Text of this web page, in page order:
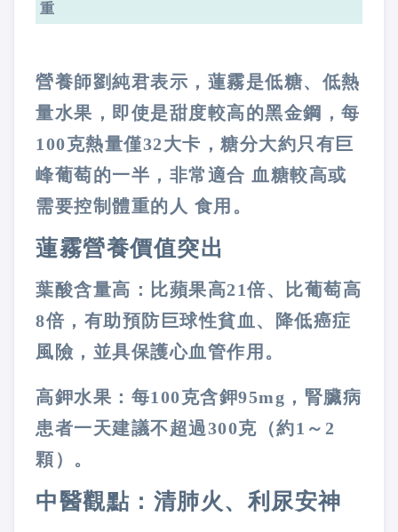
重
營養師劉純君表示，蓮霧是低糖、低熱
量水果，即使是甜度較高的黑金鋼，每
100克熱量僅32大卡，糖分大約只有巨
峰葡萄的一半，非常適合 血糖較高或
需要控制體重的人 食用。
蓮霧營養價值突出
葉酸含量高：比蘋果高21倍、比葡萄高
8倍，有助預防巨球性貧血、降低癌症
風險，並具保護心血管作用。
高鉀水果：每100克含鉀95mg ，腎臟病
患者一天建議不超過300克（約1 ～ 2
顆）。
中醫觀點：清肺火、利尿安神